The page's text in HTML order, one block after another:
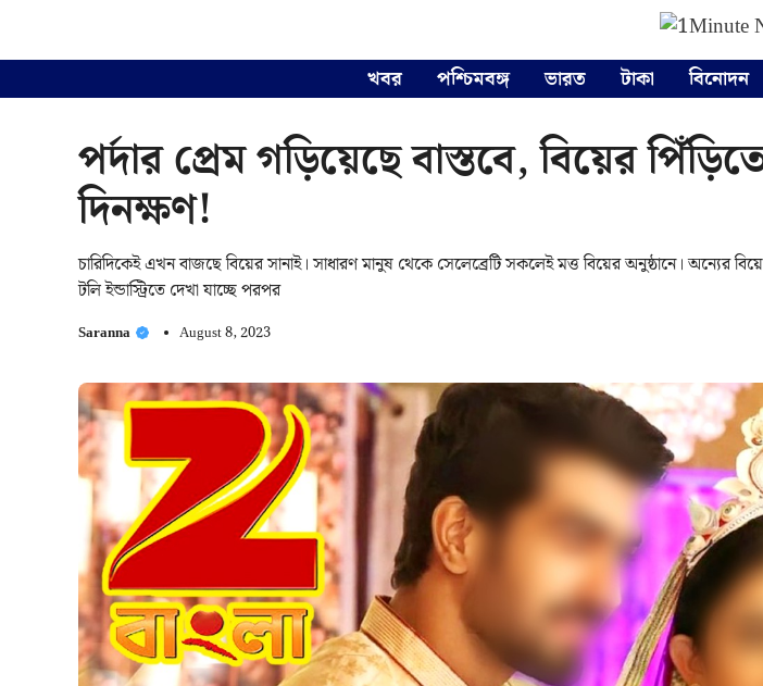
খবর পশ্চিমবঙ্গ ভারত টাকা বিনোদন
পর্দার প্রেম গড়িয়েছে বাস্তবে, বিয়ের
দিনক্ষণ!
চারিদিকেই এখন বাজছে বিয়ের সানাই। সাধারণ মানুষ থেকে সেলেব্রেটি সকলেই মত্ত বিয়ের অনুষ্ঠানে। অন্যের
টলি ইন্ডাস্ট্রিতে দেখা যাচ্ছে পরপর
Saranna August 8, 2023